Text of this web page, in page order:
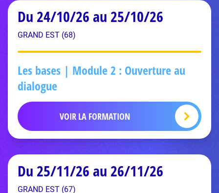
Du 24/10/26 au 25/10/26
GRAND EST (68)
Les bases | Module 2 : Ouverture au
dialogue
VOIR LA FORMATION
Du 25/11/26 au 26/11/26
GRAND EST (67)